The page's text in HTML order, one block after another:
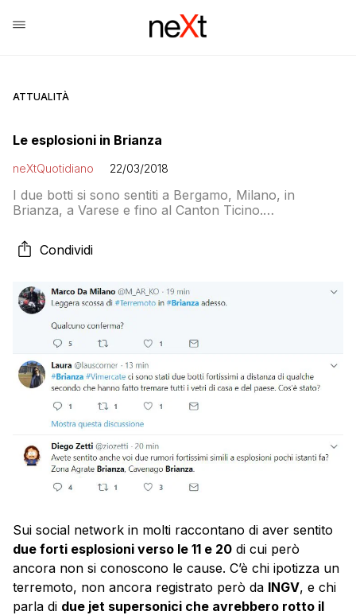
ATTUALITÀ
Le esplosioni in Brianza
neXtQuotidiano 22/03/2018
I due botti si sono sentiti a Bergamo, Milano, in
Brianza, a Varese e fino al Canton Ticino.
superato il muro del suono
Condividi
Sui social network in molti raccontano di aver sentito
due forti esplosioni verso le 11 e 20 di cui però
ancora non si conoscono le cause. C’è chi ipotizza un
terremoto, non ancora registrato però da INGV, e chi
parla di due jet supersonici che avrebbero rotto il